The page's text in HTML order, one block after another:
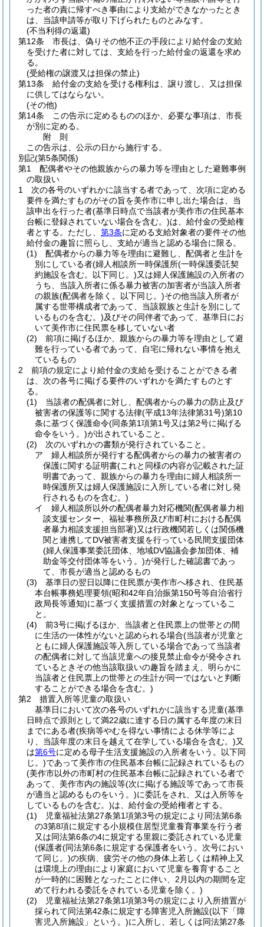
った者の責に帰すべき事由により支給ができなかったとき
は、当該申請等が取り下げられたものとみなす。
(不当利得の返還)
第12条
市長は、偽りその他不正の手段により給付金の支給
を受けた者に対しては、支給を行った給付金の返還を求め
る。
(受給権の譲渡又は担保の禁止)
第13条
給付金の支給を受ける権利は、譲り渡し、又は担保
に供してはならない。
(その他)
第14条
この告示に定めるもののほか、必要な事項は、市長
が別に定める。
附 則
この告示は、公示の日から施行する。
別記(第5条関係)
第1 配偶者やその他親族からの暴力等を理由とした避難事例
の取扱い
1 次の各号のいずれかに該当する者であって、次項に定める
要件を満たすものがその旨を美作市に申し出た場合は、当
該申出を行った者(基準日時点で当該者が美作市の住民基本
台帳に登録されていない場合を含む。)は、給付金の受給権
者とする。ただし、 第3条に定める支給対象者の要件その他
給付金の趣旨に照らし、支給が適当と認める場合に限る。
(1) 配偶者からの暴力等を理由に避難し、配偶者と生計を
別にしている者(婦人相談所一時保護所(一時保護委託契
約施設を含む。以下同じ。)又は婦人保護施設の入所者の
うち、当該入所者に係る暴力被害の加害者が当該入所者
の親族(配偶者を除く。以下同じ。)その他当該入所者が
属する世帯構成者であって、当該親族と生計を別にして
いるものを含む。)及びその同伴者であって、基準日にお
いて美作市に住民票を移していない者
(2) 前項に掲げるほか、親族からの暴力等を理由として避
難を行っている者であって、自宅に帰れない事情を抱え
ているもの
2 前項の規定により給付金の支給を受けることができる者
は、次の各号に掲げる要件のいずれかを満たすものとす
る。
(1) 当該者の配偶者に対し、配偶者からの暴力の防止及び
被害者の保護等に関する法律(平成13年法律第31号)第10
条に基づく保護命令(同条第1項第1号又は第2号に掲げる
命令をいう。)が出されていること。
(2) 次のいずれかの書類が発行されていること。
ア 婦人相談所が発行する配偶者からの暴力の被害者の
保護に関する証明書(これと同様の内容が記載された証
明書であって、親族からの暴力を理由に婦人相談所一
時保護所又は婦人保護施設に入所している者に対し発
行されるものを含む。)
イ 婦人相談所以外の配偶者暴力対応機関(配偶者暴力相
談支援センター、福祉事務所及び市町村における配偶
者暴力相談支援担当部署)又は行政機関若しくは関係機
関と連携してDV被害者支援を行っている民間支援団体
(婦人保護事業委託団体、地域DV協議会参加団体、補
助金等交付団体等をいう。)が発行した確認書であっ
て、市長が適当と認めるもの
(3) 基準日の翌日以降に住民票が美作市へ移され、住民基
本台帳事務処理要領(昭和42年自治振第150号等自治省行
政局長等通知)に基づく支援措置の対象となっているこ
と。
(4) 前3号に掲げるほか、当該者と住民票上の世帯との間
に生活の一体性がないと認められる場合(当該者が児童と
ともに婦人保護施設等入所している場合であって当該者
の配偶者に対して当該児童への接見禁止命令が発令され
ているときその他当該取扱いの趣旨を踏まえ、明らかに
当該者と住民票上の世帯との生計が同一ではないと判断
することができる場合を含む。)
第2 措置入所等児童の取扱い
基準日において次の各号のいずれかに該当する児童(基準
日時点で原則として満22歳に達する日の属する年度の末日
までにある者(疾病等やむを得ない事情による休学等によ
り、当該年度の末日を越えて在学している場合を含む。)又
は第6号に定める母子生活支援施設の入所者をいう。以下同
じ。)であって美作市の住民基本台帳に記録されているもの
(美作市以外の市町村の住民基本台帳に記録されている者で
あって、美作市内の施設等(次に掲げる施設等であって市長
が適当と認めるものをいう。)に委託をされ、又は入所等を
しているものを含む。)は、給付金の受給権者とする。
(1) 児童福祉法第27条第1項第3号の規定により同法第6条
の3第8項に規定する小規模住居型児童養育事業を行う者
又は同法第6条の4に規定する里親に委託されている児童
(保護者(同法第6条に規定する保護者をいう。次号におい
て同じ。)の疾病、疲労その他の身体上若しくは精神上又
は環境上の理由により家庭において児童を養育すること
が一時的に困難となったことに伴い、2月以内の期間を定
めて行われる委託をされている児童を除く。)
(2) 児童福祉法第27条第1項第3号の規定により入所措置が
採られて同法第42条に規定する障害児入所施設(以下「障
害児入所施設」という。)に入所し、若しくは同法第27条